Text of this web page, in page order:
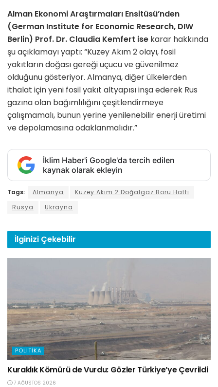
Alman Ekonomi Araştırmaları Ensitüsü’nden
(German Institute for Economic Research, DIW
Berlin) Prof. Dr. Claudia Kemfert ise karar hakkında
şu açıklamayı yaptı: “Kuzey Akım 2 olayı, fosil
yakıtların doğası gereği uçucu ve güvenilmez
olduğunu gösteriyor. Almanya, diğer ülkelerden
ithalat için yeni fosil yakıt altyapısı inşa ederek Rus
gazına olan bağımlılığını çeşitlendirmeye
çalışmamalı, bunun yerine yenilenebilir enerji üretimi
ve depolamasına odaklanmalıdır.”
İklim Haber'i Google'da tercih edilen
kaynak olarak ekleyin
Tags: Almanya
Kuzey Akım 2 Doğalgaz Boru Hattı
Rusya
Ukrayna
İlginizi Çekebilir
POLITIKA
Kuraklık Kömürü de Vurdu: Gözler Türkiye’ye Çevrildi
7 AĞUSTOS 2026